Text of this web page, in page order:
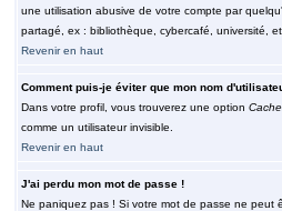
une utilisation abusive de votre compte par
partagé, ex : bibliothèque, cybercafé, université,
Revenir en haut
Comment puis-je éviter que mon nom
Dans votre profil, vous trouverez une option
comme un utilisateur invisible.
Revenir en haut
J'ai perdu mon mot de passe !
Ne paniquez pas ! Si votre mot de passe ne peut